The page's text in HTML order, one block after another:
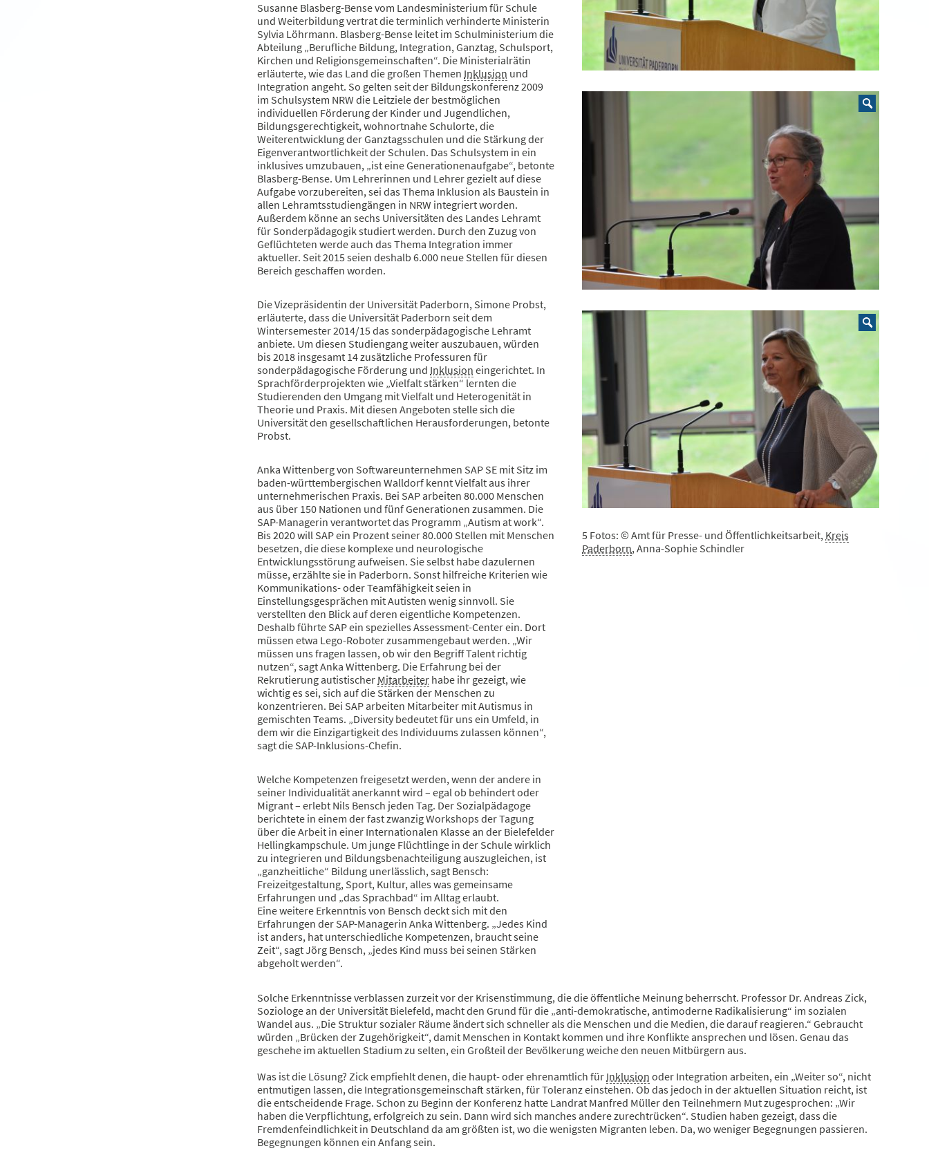
Susanne Blasberg-Bense vom Landesministerium für Schule
und Weiterbildung vertrat die terminlich verhinderte Ministerin
Sylvia Löhrmann. Blasberg-Bense leitet im Schulministerium die
Abteilung „Berufliche Bildung, Integration, Ganztag, Schulsport,
Kirchen und Religionsgemeinschaften“. Die Ministerialrätin
erläuterte, wie das Land die großen Themen Inklusion und
Integration angeht. So gelten seit der Bildungskonferenz 2009
im Schulsystem NRW die Leitziele der bestmöglichen
individuellen Förderung der Kinder und Jugendlichen,
Bildungsgerechtigkeit, wohnortnahe Schulorte, die
Weiterentwicklung der Ganztagsschulen und die Stärkung der
Eigenverantwortlichkeit der Schulen. Das Schulsystem in ein
inklusives umzubauen, „ist eine Generationenaufgabe“, betonte
Blasberg-Bense. Um Lehrerinnen und Lehrer gezielt auf diese
Aufgabe vorzubereiten, sei das Thema Inklusion als Baustein in
allen Lehramtsstudiengängen in NRW integriert worden.
Außerdem könne an sechs Universitäten des Landes Lehramt
für Sonderpädagogik studiert werden. Durch den Zuzug von
Geflüchteten werde auch das Thema Integration immer
aktueller. Seit 2015 seien deshalb 6.000 neue Stellen für diesen
Bereich geschaffen worden.
Die Vizepräsidentin der Universität Paderborn, Simone Probst,
erläuterte, dass die Universität Paderborn seit dem
Wintersemester 2014/15 das sonderpädagogische Lehramt
anbiete. Um diesen Studiengang weiter auszubauen, würden
bis 2018 insgesamt 14 zusätzliche Professuren für
sonderpädagogische Förderung und Inklusion eingerichtet. In
Sprachförderprojekten wie „Vielfalt stärken“ lernten die
Studierenden den Umgang mit Vielfalt und Heterogenität in
Theorie und Praxis. Mit diesen Angeboten stelle sich die
Universität den gesellschaftlichen Herausforderungen, betonte
Probst.
Anka Wittenberg von Softwareunternehmen SAP SE mit Sitz im
baden-württembergischen Walldorf kennt Vielfalt aus ihrer
unternehmerischen Praxis. Bei SAP arbeiten 80.000 Menschen
aus über 150 Nationen und fünf Generationen zusammen. Die
SAP-Managerin verantwortet das Programm „Autism at work“.
Bis 2020 will SAP ein Prozent seiner 80.000 Stellen mit Menschen
besetzen, die diese komplexe und neurologische
Entwicklungsstörung aufweisen. Sie selbst habe dazulernen
müsse, erzählte sie in Paderborn. Sonst hilfreiche Kriterien wie
Kommunikations- oder Teamfähigkeit seien in
Einstellungsgesprächen mit Autisten wenig sinnvoll. Sie
verstellten den Blick auf deren eigentliche Kompetenzen.
Deshalb führte SAP ein spezielles Assessment-Center ein. Dort
müssen etwa Lego-Roboter zusammengebaut werden. „Wir
müssen uns fragen lassen, ob wir den Begriff Talent richtig
nutzen“, sagt Anka Wittenberg. Die Erfahrung bei der
Rekrutierung autistischer Mitarbeiter habe ihr gezeigt, wie
wichtig es sei, sich auf die Stärken der Menschen zu
konzentrieren. Bei SAP arbeiten Mitarbeiter mit Autismus in
gemischten Teams. „Diversity bedeutet für uns ein Umfeld, in
dem wir die Einzigartigkeit des Individuums zulassen können“,
sagt die SAP-Inklusions-Chefin.
Welche Kompetenzen freigesetzt werden, wenn der andere in
seiner Individualität anerkannt wird – egal ob behindert oder
Migrant – erlebt Nils Bensch jeden Tag. Der Sozialpädagoge
berichtete in einem der fast zwanzig Workshops der Tagung
über die Arbeit in einer Internationalen Klasse an der Bielefelder
Hellingkampschule. Um junge Flüchtlinge in der Schule wirklich
zu integrieren und Bildungsbenachteiligung auszugleichen, ist
„ganzheitliche“ Bildung unerlässlich, sagt Bensch:
Freizeitgestaltung, Sport, Kultur, alles was gemeinsame
Erfahrungen und „das Sprachbad“ im Alltag erlaubt.
Eine weitere Erkenntnis von Bensch deckt sich mit den
Erfahrungen der SAP-Managerin Anka Wittenberg. „Jedes Kind
ist anders, hat unterschiedliche Kompetenzen, braucht seine
Zeit“, sagt Jörg Bensch, „jedes Kind muss bei seinen Stärken
abgeholt werden“.
5 Fotos: © Amt für Presse- und Öffentlichkeitsarbeit, Kreis
Paderborn, Anna-Sophie Schindler
Solche Erkenntnisse verblassen zurzeit vor der Krisenstimmung, die die öffentliche Meinung beherrscht. Professor Dr. Andreas Zick,
Soziologe an der Universität Bielefeld, macht den Grund für die „anti-demokratische, antimoderne Radikalisierung“ im sozialen
Wandel aus. „Die Struktur sozialer Räume ändert sich schneller als die Menschen und die Medien, die darauf reagieren.“ Gebraucht
würden „Brücken der Zugehörigkeit“, damit Menschen in Kontakt kommen und ihre Konflikte ansprechen und lösen. Genau das
geschehe im aktuellen Stadium zu selten, ein Großteil der Bevölkerung weiche den neuen Mitbürgern aus.
Was ist die Lösung? Zick empfiehlt denen, die haupt- oder ehrenamtlich für Inklusion oder Integration arbeiten, ein „Weiter so“, nicht
entmutigen lassen, die Integrationsgemeinschaft stärken, für Toleranz einstehen. Ob das jedoch in der aktuellen Situation reicht, ist
die entscheidende Frage. Schon zu Beginn der Konferenz hatte Landrat Manfred Müller den Teilnehmern Mut zugesprochen: „Wir
haben die Verpflichtung, erfolgreich zu sein. Dann wird sich manches andere zurechtrücken“. Studien haben gezeigt, dass die
Fremdenfeindlichkeit in Deutschland da am größten ist, wo die wenigsten Migranten leben. Da, wo weniger Begegnungen passieren.
Begegnungen können ein Anfang sein.